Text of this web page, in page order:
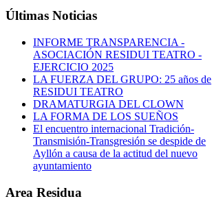
Últimas Noticias
INFORME TRANSPARENCIA -
ASOCIACIÓN RESIDUI TEATRO -
EJERCICIO 2025
LA FUERZA DEL GRUPO: 25 años de
RESIDUI TEATRO
DRAMATURGIA DEL CLOWN
LA FORMA DE LOS SUEÑOS
El encuentro internacional Tradición-
Transmisión-Transgresión se despide de
Ayllón a causa de la actitud del nuevo
ayuntamiento
Area Residua